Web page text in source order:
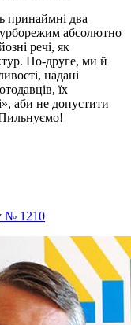
принаймні два
абсолютно
речі, як
По-друге, ми й
надані
їх
аби не допустити
Пильнуємо!
№ 1210